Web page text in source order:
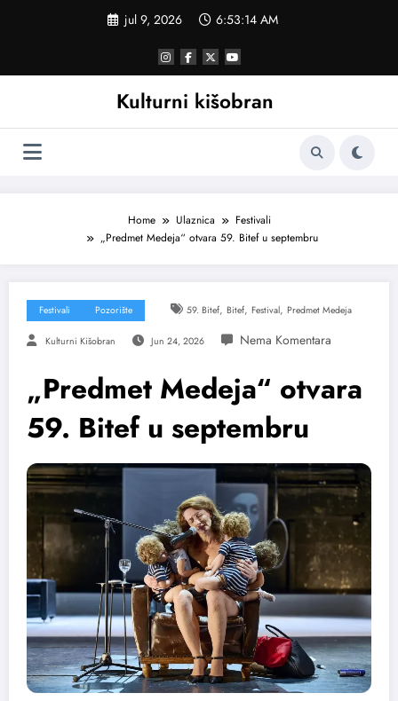
jul 9, 2026 6:53:15 AM
Kulturni kišobran
Home Ulaznica
Festivali
„Predmet Medeja“ otvara 59. Bitef u septembru
Festivali Pozorište 59. Bitef, Bitef, Festival, Predmet Medeja
Kulturni Kišobran Jun 24, 2026
„Predmet Medeja“ otvara
59. Bitef u septembru